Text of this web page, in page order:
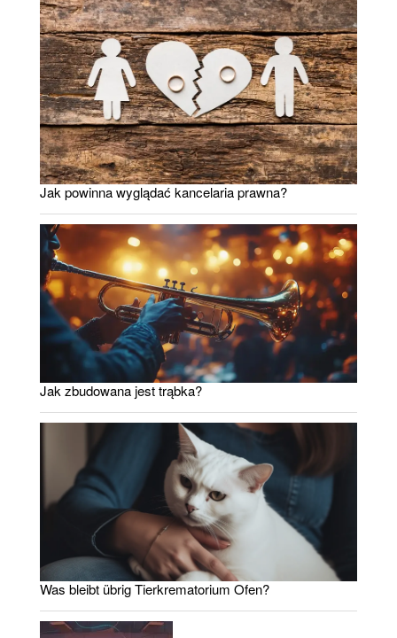
Jak powinna wyglądać kancelaria prawna?
Jak zbudowana jest trąbka?
Was bleibt übrig Tierkrematorium Ofen?